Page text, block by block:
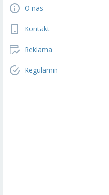
O nas
Kontakt
Reklama
Regulamin